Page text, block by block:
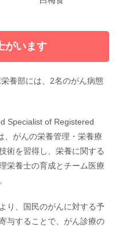
がいます
養部には、2名のがん病態
Specialist of Registered
、がんの栄養管理・栄養療
術を習得し、栄養に関する
栄養士の育成とチーム医療
り、国民のがんに対する予
与することで、がん診療の